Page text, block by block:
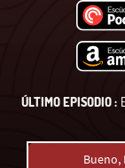
ÚLTIMO EPISODIO :
Bueno,